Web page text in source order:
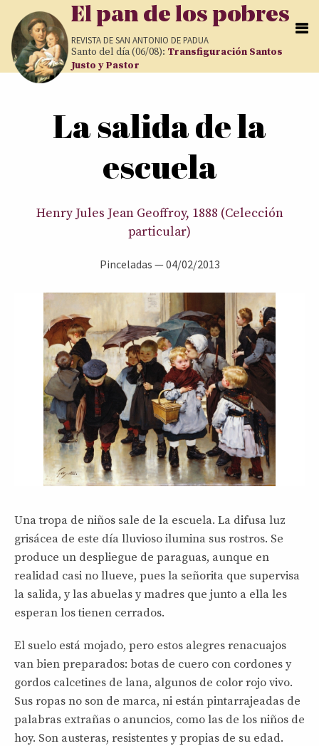
Pasar al contenido principal
El pan de los pobres
REVISTA DESAN ANTONIO DE PADUA
Santo del día (06/08): Transfiguración Santos
Justo y Pastor
La salida de la
escuela
Henry Jules Jean Geoffroy, 1888 (Celección
particular)
Pinceladas —04/02/2013
Una tropa de niños sale de la escuela. La difusa luz
grisácea de este día lluvioso ilumina sus rostros. Se
produce un despliegue de paraguas, aunque en
realidad casi no llueve, pues la señorita que supervisa
la salida, y las abuelas y madres que junto a ella les
esperan los tienen cerrados.
El suelo está mojado, pero estos alegres renacuajos
van bien preparados: botas de cuero con cordones y
gordos calcetines de lana, algunos de color rojo vivo.
Sus ropas no son de marca, ni están pintarrajeadas de
palabras extrañas o anuncios, como las de los niños de
hoy. Son austeras, resistentes y propias de su edad.